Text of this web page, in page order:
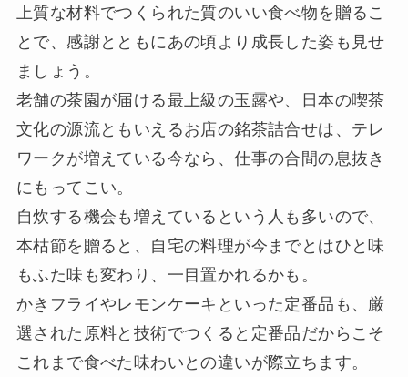
上質な材料でつくられた質のいい食べ物を贈るこ
とで、感謝とともにあの頃より成長した姿も見せ
ましょう。
老舗の茶園が届ける最上級の玉露や、日本の喫茶
文化の源流ともいえるお店の銘茶詰合せは、テレ
ワークが増えている今なら、仕事の合間の息抜き
にもってこい。
自炊する機会も増えているという人も多いので、
本枯節を贈ると、自宅の料理が今までとはひと味
もふた味も変わり、一目置かれるかも。
かきフライやレモンケーキといった定番品も、厳
選された原料と技術でつくると定番品だからこそ
これまで食べた味わいとの違いが際立ちます。